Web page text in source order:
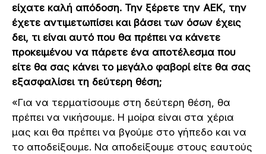
είχατε καλή απόδοση. Την ξέρετε την ΑΕΚ, την
έχετε αντιμετωπίσει και βάσει των όσων έχεις
δει, τι είναι αυτό που θα πρέπει να κάνετε
προκειμένου να πάρετε ένα αποτέλεσμα που
είτε θα σας κάνει το μεγάλο φαβορί είτε θα σας
εξασφαλίσει τη δεύτερη θέση;
«Για να τερματίσουμε στη δεύτερη θέση, θα
πρέπει να νικήσουμε. Η μοίρα είναι στα χέρια
μας και θα πρέπει να βγούμε στο γήπεδο και να
το αποδείξουμε. Να αποδείξουμε στους εαυτούς